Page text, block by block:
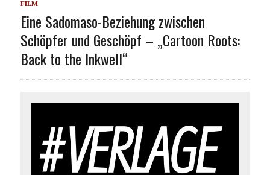
FILM
Eine Sadomaso-Beziehung zwischen
Schöpfer und Geschöpf – „Cartoon Roots:
Back to the Inkwell“